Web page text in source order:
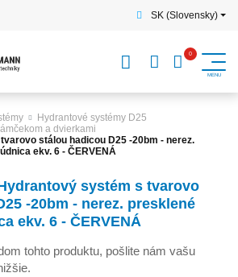
SK (Slovensky)
Hydrantové systémy D25
a dvierkami
stálou hadicou D25 -20bm - nerez.
ekv. 6 - ČERVENÁ
systém s tvarovo
-20bm - nerez. presklené
ekv. 6 - ČERVENÁ
tohto produktu, pošlite nám vašu